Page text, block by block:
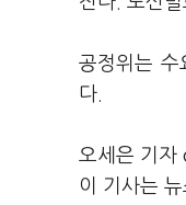
공정위는 수
다.
오세은 기
이 기사는